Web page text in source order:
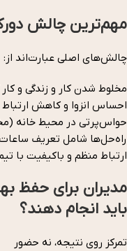
مهم‌ترین چالش
چالش‌های اصلی عبارت‌اند از:
مخلوط شدن کار و زندگی و
احساس انزوا و کاهش ارتباط
حواس‌پرتی در محیط خانه
راه‌حل‌ها شامل تعریف
ارتباط منظم و باکیفیت با
مدیران برای حفظ
باید انجام دهند؟
تمرکز روی نتیجه، نه حضور